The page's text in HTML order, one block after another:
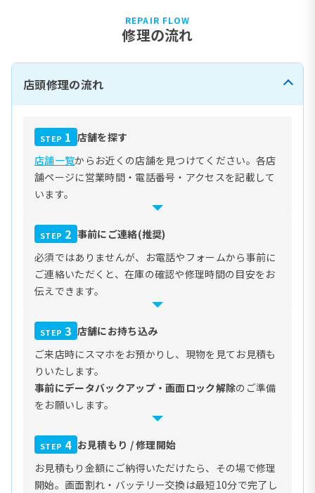
REPAIR FLOW
修理の流れ
店頭修理の流れ
STEP 1 店舗を探す
店舗一覧からお近くの店舗を見つけてください。各店
舗ページに営業時間・電話番号・アクセスを記載して
います。
STEP 2 事前にご連絡(推奨)
必須ではありませんが、お電話やフォームから事前に
ご連絡いただくと、在庫の確認や修理時間の目安をお
伝えできます。
STEP 3 店舗にお持ち込み
ご来店時にスマホをお預かりし、現物を見てお見積も
りいたします。
事前にデータバックアップ・画面ロック解除のご準備
をお願いします。
STEP 4 お見積もり / 修理開始
お見積もり金額にご納得いただけたら、その場で修理
開始。画面割れ・バッテリー交換は最短10分で完了し